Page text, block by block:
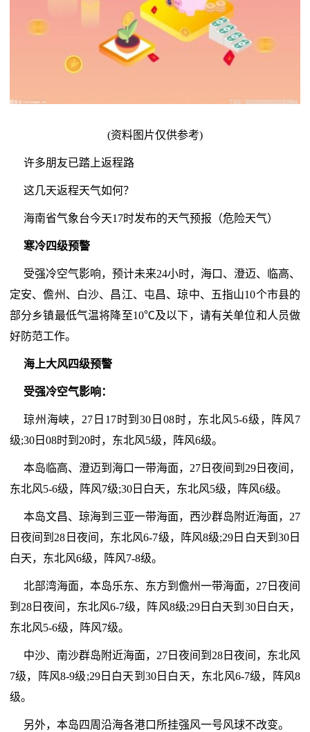
(资料图片仅供参考)
许多朋友已踏上返程路
这几天返程天气如何？
海南省气象台今天17时发布的天气预报（危险天气）
寒冷四级预警
受强冷空气影响，预计未来24小时，海口、澄迈、临高、
定安、儋州、白沙、昌江、屯昌、琼中、五指山10个市县的
部分乡镇最低气温将降至10℃及以下，请有关单位和人员做
好防范工作。
海上大风四级预警
受强冷空气影响：
琼州海峡，27日17时到30日08时，东北风5-6级，阵风7
级;30日08时到20时，东北风5级，阵风6级。
本岛临高、澄迈到海口一带海面，27日夜间到29日夜间，
东北风5-6级，阵风7级;30日白天，东北风5级，阵风6级。
本岛文昌、琼海到三亚一带海面，西沙群岛附近海面，27
日夜间到28日夜间，东北风6-7级，阵风8级;29日白天到30日
白天，东北风6级，阵风7-8级。
北部湾海面，本岛乐东、东方到儋州一带海面，27日夜间
到28日夜间，东北风6-7级，阵风8级;29日白天到30日白天，
东北风5-6级，阵风7级。
中沙、南沙群岛附近海面，27日夜间到28日夜间，东北风
7级，阵风8-9级;29日白天到30日白天，东北风6-7级，阵风8
级。
另外，本岛四周沿海各港口所挂强风一号风球不改变。